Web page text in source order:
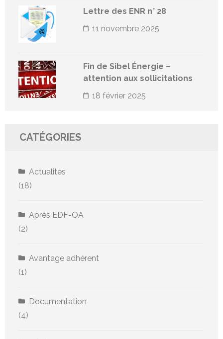
Lettre des ENR n° 28
11 novembre 2025
Fin de Sibel Énergie –
attention aux sollicitations
18 février 2025
CATÉGORIES
Actualités
(18)
Après EDF-OA
(2)
Avantage adhérent
(1)
Documentation
(4)